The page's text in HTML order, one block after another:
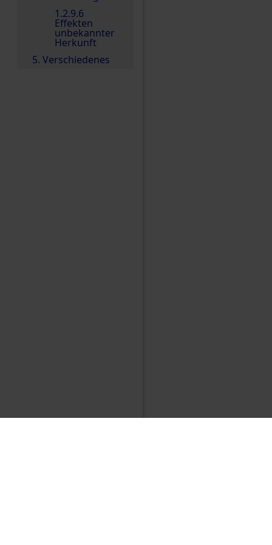
1.2.9.6
Effekten
unbekannter
Herkunft
5. Verschiedenes